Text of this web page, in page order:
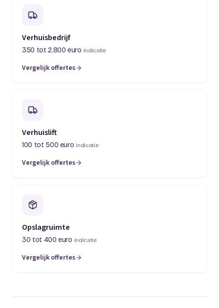
Verhuisbedrijf
350 tot 2.800 euro indicatie
Vergelijk offertes
(opent in een nieuw tabblad)
Verhuislift
100 tot 500 euro indicatie
Vergelijk offertes
(opent in een nieuw tabblad)
Opslagruimte
30 tot 400 euro indicatie
Vergelijk offertes
(opent in een nieuw tabblad)